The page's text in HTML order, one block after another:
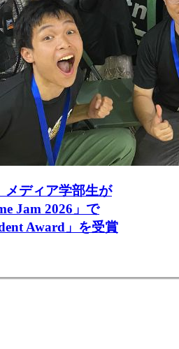
メディア学部生が
Jam 2026」で
Award」を受賞